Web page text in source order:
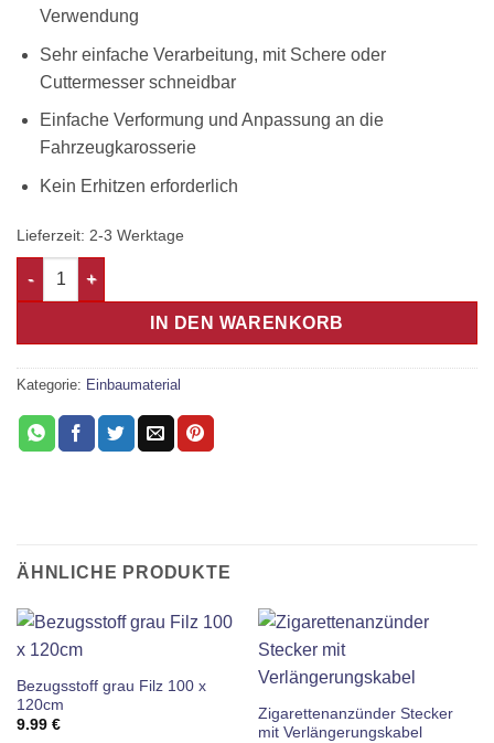
Verwendung
Sehr einfache Verarbeitung, mit Schere oder
Cuttermesser schneidbar
Einfache Verformung und Anpassung an die
Fahrzeugkarosserie
Kein Erhitzen erforderlich
Lieferzeit: 2-3 Werktage
8m Alubutyl 2,1mm Dämmung Menge
IN DEN WARENKORB
Kategorie: Einbaumaterial
ÄHNLICHE PRODUKTE
Bezugsstoff grau Filz 100 x
120cm
9.99 €
Zigarettenanzünder Stecker
mit Verlängerungskabel